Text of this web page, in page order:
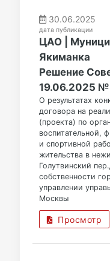
30.06.2025
дата публикации
ЦАО |
Якиманка
Решение
19.06.2025 №
О результатах
договора на
(проекта) по
воспитательной,
и спортивной
жительства в
Голутвинский
собственности
управлении
Москвы
Просмотр